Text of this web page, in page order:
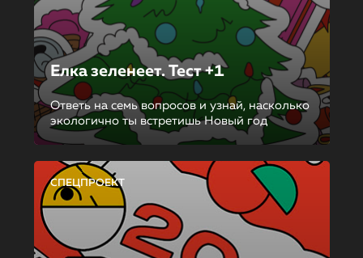
Елка зеленеет. Тест +1
Ответь на семь вопросов и узнай, насколько
экологично ты встретишь Новый год
СПЕЦПРОЕКТ